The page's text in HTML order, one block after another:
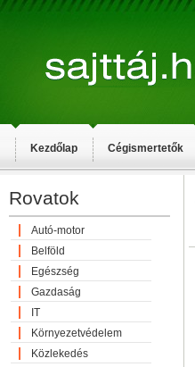
Kezdőlap Cégismertetők
Rovatok
Autó-motor
Belföld
Egészség
Gazdaság
IT
Környezetvédelem
Közlekedés